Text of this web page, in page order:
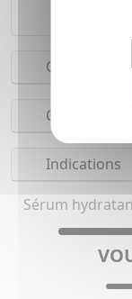
Conseils
Composition
Indications
Sérum